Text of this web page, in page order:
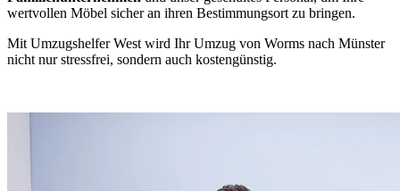
wertvollen Möbel sicher an ihren Bestimmungsort zu bringen.
Mit Umzugshelfer West wird Ihr Umzug von Worms nach Münster
nicht nur stressfrei, sondern auch kostengünstig.